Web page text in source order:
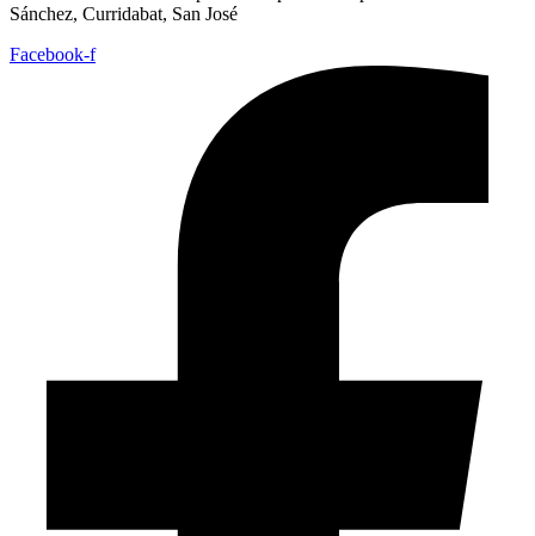
Sánchez, Curridabat, San José
Facebook-f